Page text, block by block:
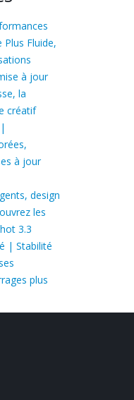
Fluide,
à jour
la
créatif
à jour
design
les
3.3
| Stabilité
plus